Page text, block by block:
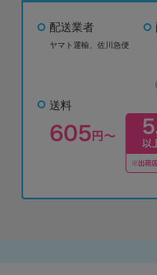
配送業者
ヤマト運輸、佐川急便
送料